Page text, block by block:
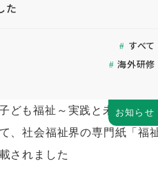
た
すべて
海外研修
お知らせ